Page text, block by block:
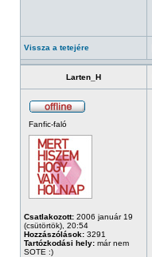
Vissza a tetejére
Larten_H
Fanfic-faló
Csatlakozott: 2006 január 19
(csütörtök), 20:54
Hozzászólások: 3291
Tartózkodási hely: már nem
SOTE :)